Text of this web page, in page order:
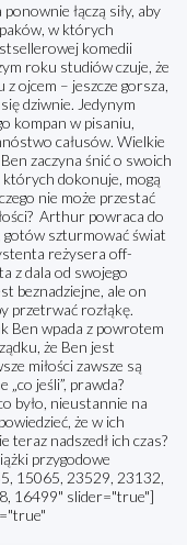
łączą siły, aby
w których
komedii
roku studiów czuje, że
z ojcem – jeszcze gorsza,
dziwnie. Jedynym
kompan w pisaniu,
całusów. Wielkie
zaczyna śnić o swoich
dokonuje, mogą
nie może przestać
Arthur powraca do
gotów szturmować świat
reżysera off-
z dala od swojego
beznadziejne, ale on
przetrwać rozłąkę.
Ben wpada z powrotem
że Ben jest
miłości zawsze są
jeśli”, prawda?
było, nieustannie na
że w ich
teraz nadszedł ich czas?
przygodowe
15065, 23529, 23132,
16499" slider="true"]